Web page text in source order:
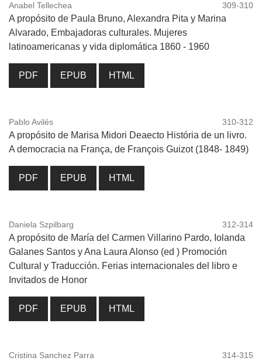
Anabel Tellechea 309-310
A propósito de Paula Bruno, Alexandra Pita y Marina
Alvarado, Embajadoras culturales. Mujeres
latinoamericanas y vida diplomática 1860 - 1960
PDF EPUB HTML
Pablo Avilés 310-312
A propósito de Marisa Midori Deaecto História de un livro.
A democracia na França, de François Guizot (1848- 1849)
PDF EPUB HTML
Daniela Szpilbarg 312-314
A propósito de María del Carmen Villarino Pardo, Iolanda
Galanes Santos y Ana Laura Alonso (ed ) Promoción
Cultural y Traducción. Ferias internacionales del libro e
Invitados de Honor
PDF EPUB HTML
Cristina Sanchez Parra 314-315